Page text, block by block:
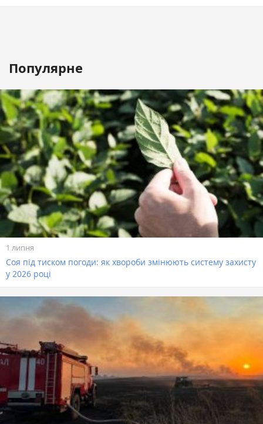
Популярне
1 липня
Соя під тиском погоди: як хвороби змінюють систему захисту
у 2026 році